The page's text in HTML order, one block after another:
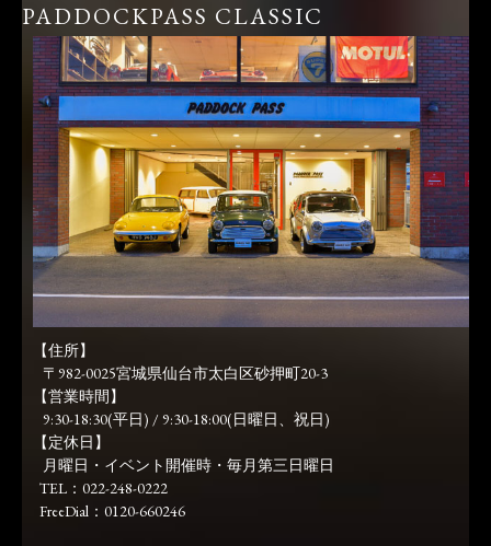
PADDOCKPASS CLASSIC
【住所】
〒982-0025宮城県仙台市太白区砂押町20-3
【営業時間】
9:30-18:30(平日) / 9:30-18:00(日曜日、祝日)
【定休日】
月曜日・イベント開催時・毎月第三日曜日
TEL：022-248-0222
FreeDial：0120-660246